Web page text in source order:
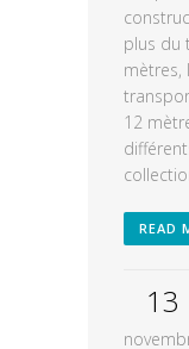
plus du
mètres,
12
READ
13